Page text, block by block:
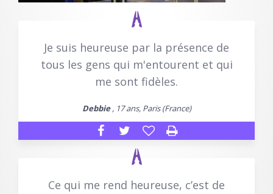
Je suis heureuse par la présence de
tous les gens qui m'entourent et qui
me sont fidèles.
Debbie, 17 ans, Paris (France)
Ce qui me rend heureuse, c’est de